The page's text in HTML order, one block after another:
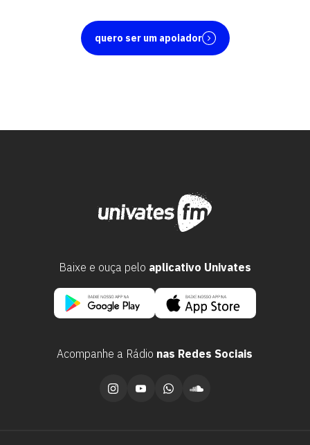
quero ser um apoiador
Acompanhe a Rádio nas Redes Sociais
Baixe e ouça pelo aplicativo Univates